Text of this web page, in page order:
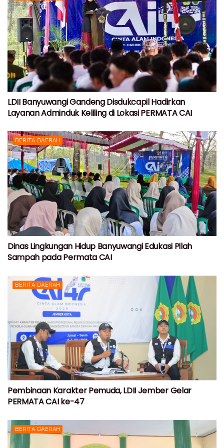
LDII Banyuwangi Gandeng Disdukcapil Hadirkan
Layanan Adminduk Keliling di Lokasi PERMATA CAI
BERITA DAERAH
Dinas Lingkungan Hidup Banyuwangi Edukasi Pilah
Sampah pada Permata CAI
BERITA DAERAH
Pembinaan Karakter Pemuda, LDII Jember Gelar
PERMATA CAI ke-47
BERITA DAERAH